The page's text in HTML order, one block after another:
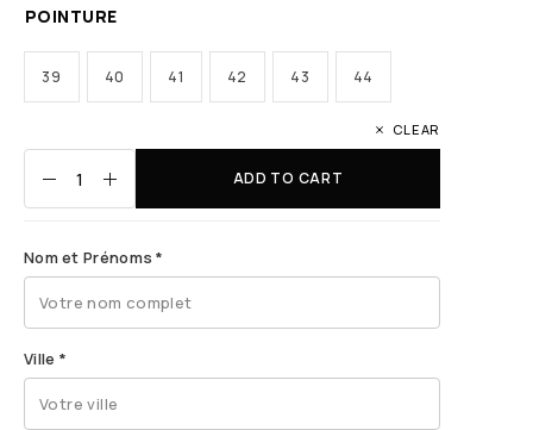
POINTURE
39 40 41 42 43 44
CLEAR
ADD TO CART
Nom et Prénoms*
Ville *